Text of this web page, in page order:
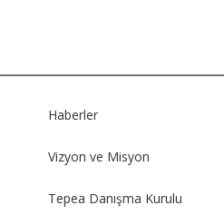
Haberler
Vizyon ve Misyon
Tepea Danışma Kurulu